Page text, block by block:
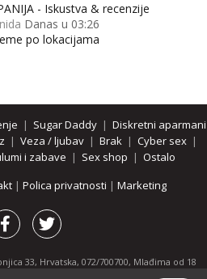
- Iskustva & recenzije
Danas u 03:26
po lokacijama
| Sugar Daddy| Diskretni aparmani
| Veza / ljubav | Brak | Cyber sex |
i zabave | Sex shop | Ostalo
| Polica privatnosti | Marketing
33, Hrvatska, 072/700700, Mlađima od 18